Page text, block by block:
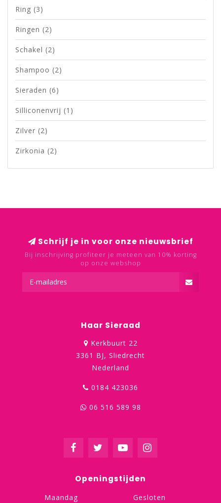
Ring (3)
Ringen (2)
Schakel (2)
Shampoo (2)
Sieraden (6)
Silliconenvrij (1)
Zilver (2)
Zirkonia (2)
Schrijf je in voor onze nieuwsbrief
Bij inschrijving profiteer je meteen van 10% korting
op onze webshop
Haar Sieraad
Kerkbuurt 22
3361 BJ, Sliedrecht
Nederland
0184 423036
06 516 589 98
Openingstijden
Maandag
Gesloten